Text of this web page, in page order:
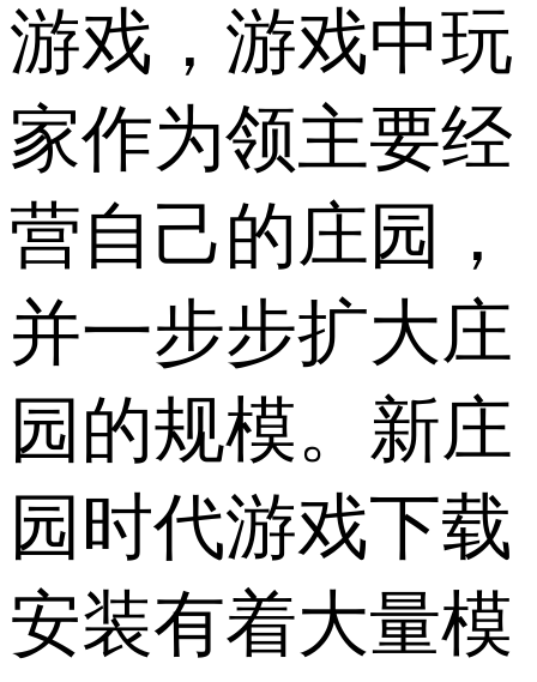
游戏，游戏中玩
家作为领主要经
营自己的庄园，
并一步步扩大庄
园的规模。新庄
园时代游戏下载
安装有着大量模